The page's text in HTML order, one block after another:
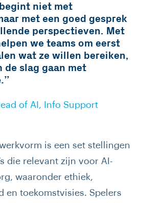
niet met
met een goed gesprek
perspectieven. Met
we teams om eerst
wat ze willen bereiken,
de slag gaan met
of AI, Info Support
is een set stellingen
die relevant zijn voor AI-
waaronder ethiek,
en toekomstvisies. Spelers